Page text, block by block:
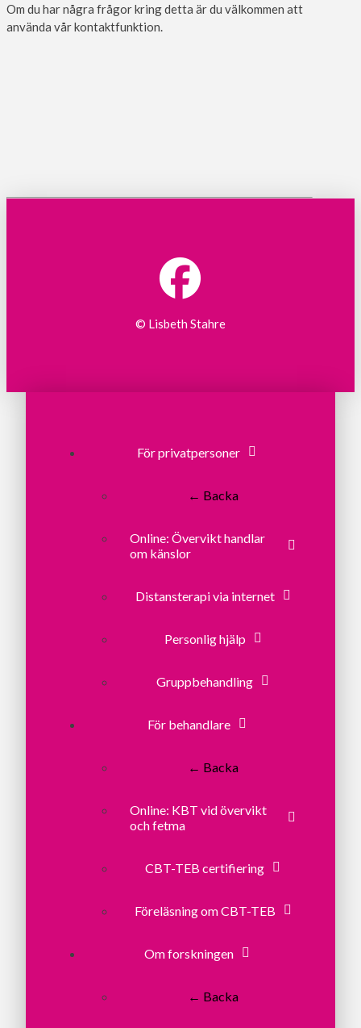
Om du har några frågor kring detta är du välkommen att
använda vår kontaktfunktion.
© Lisbeth Stahre
För privatpersoner
← Backa
Online: Övervikt handlar
om känslor
Distansterapi via internet
Personlig hjälp
Gruppbehandling
För behandlare
← Backa
Online: KBT vid övervikt
och fetma
CBT-TEB certifiering
Föreläsning om CBT-TEB
Om forskningen
← Backa